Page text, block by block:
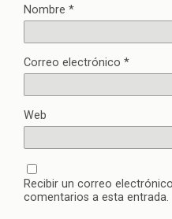
Nombre *
Correo electrónico *
Web
Recibir un correo
comentarios a esta entrada.